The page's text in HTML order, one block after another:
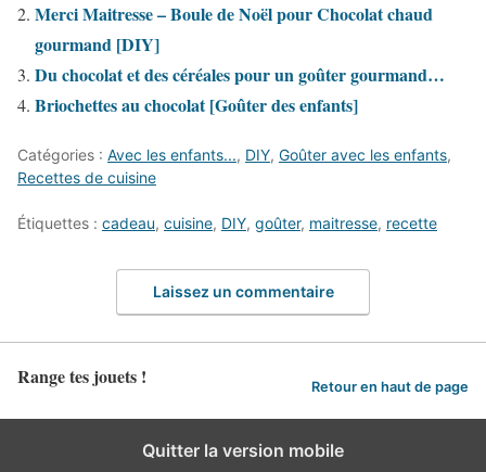
Merci Maitresse – Boule de Noël pour Chocolat chaud
gourmand [DIY]
Du chocolat et des céréales pour un goûter gourmand…
Briochettes au chocolat [Goûter des enfants]
Catégories : Avec les enfants..., DIY, Goûter avec les enfants,
Recettes de cuisine
Étiquettes : cadeau, cuisine, DIY, goûter, maitresse, recette
Laissez un commentaire
Range tes jouets ! Retour en haut de page
Quitter la version mobile